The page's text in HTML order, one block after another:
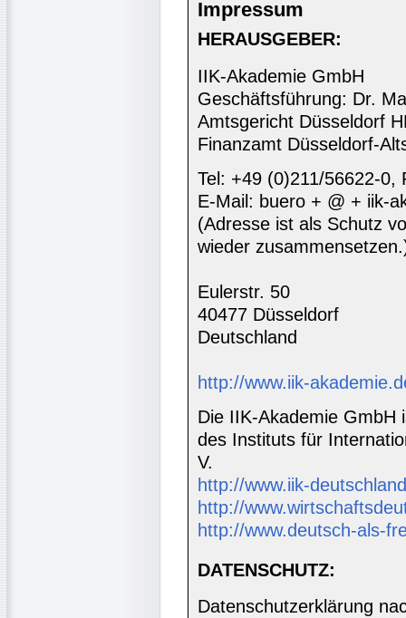
Impressum
HERAUSGEBER:
IIK-Akademie GmbH
Geschäftsführung: Dr.
Amtsgericht Düsseldorf
Finanzamt Düsseldorf-
Tel: +49 (0)211/56622-0,
E-Mail: buero + @ + iik-
(Adresse ist als Schutz
wieder
Eulerstr. 50
40477 Düsseldorf
Deutschland
http://www.iik-
Die IIK-Akademie GmbH
des Instituts für
V.
http://www.iik-
http://
http://www.deutsch-als-
DATENSCHUTZ:
Datenschutzerklärung